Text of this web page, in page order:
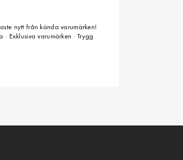
nytt från kända varumärken!
Exklusiva varumärken · Trygg